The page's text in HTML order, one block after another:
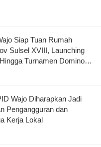
Siap Tuan Rumah
Sulsel XVIII, Launching
Turnamen Domino
Wajo Diharapkan Jadi
Pengangguran dan
Kerja Lokal